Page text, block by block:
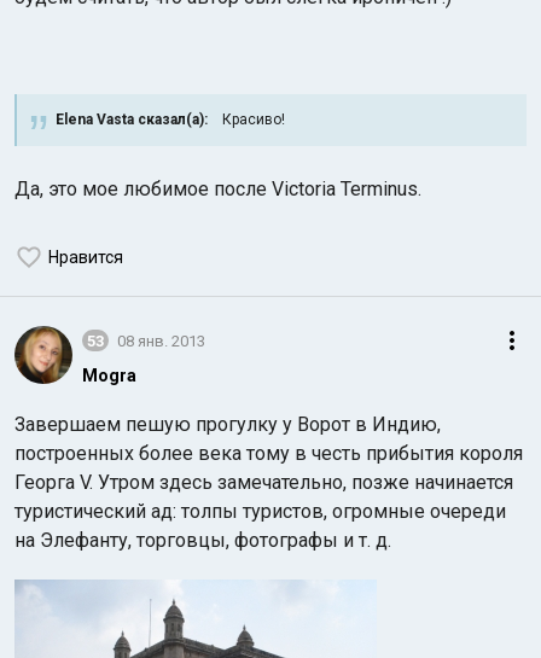
Elena Vasta сказал(а): Красиво!
Да, это мое любимое после Victoria Terminus.
Нравится
53 08 янв. 2013
Mogra
Завершаем пешую прогулку у Ворот в Индию,
построенных более века тому в честь прибытия короля
Георга V. Утром здесь замечательно, позже начинается
туристический ад: толпы туристов, огромные очереди
на Элефанту, торговцы, фотографы и т. д.